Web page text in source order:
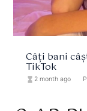
Câți bani
TikTok
hourglass_full 2 month ago